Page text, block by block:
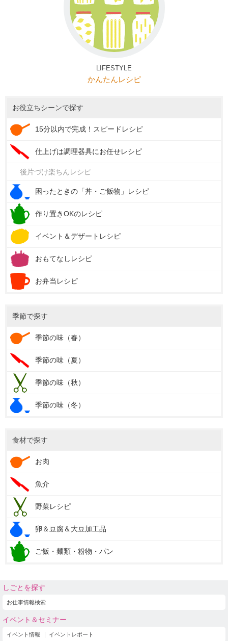
LIFESTYLE
かんたんレシピ
お役立ちシーンで探す
15分以内で完成！スピードレシピ
仕上げは調理器具にお任せレシピ
後片づけ楽ちんレシピ
困ったときの「丼・ご飯物」レシピ
作り置きOKのレシピ
イベント＆デザートレシピ
おもてなしレシピ
お弁当レシピ
季節で探す
季節の味（春）
季節の味（夏）
季節の味（秋）
季節の味（冬）
食材で探す
お肉
魚介
野菜レシピ
卵＆豆腐＆大豆加工品
ご飯・麺類・粉物・パン
しごとを探す
お仕事情報検索
イベント＆セミナー
イベント情報 イベントレポート